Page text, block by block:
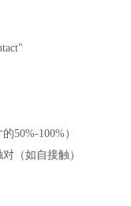
的50%-100%）
（如自接触）